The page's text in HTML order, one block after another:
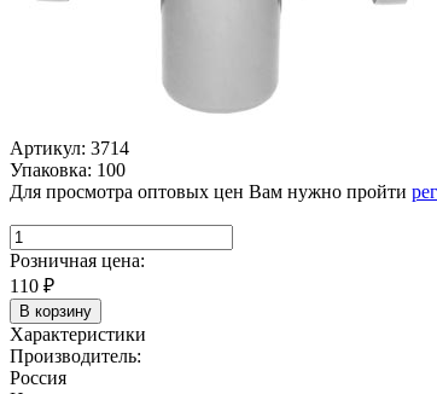
Артикул: 3714
Упаковка: 100
Для просмотра оптовых цен Вам нужно пройти
Розничная цена:
110 ₽
В корзину
Характеристики
Производитель:
Россия